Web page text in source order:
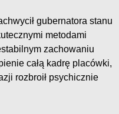
gubernatora stanu
metodami
zachowaniu
całą kadrę placówki,
rozbroił psychicznie